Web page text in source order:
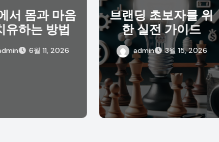
브랜딩 초보자를 위
한 실전 가이드
admin 3월 15, 2026
제주 여
admin